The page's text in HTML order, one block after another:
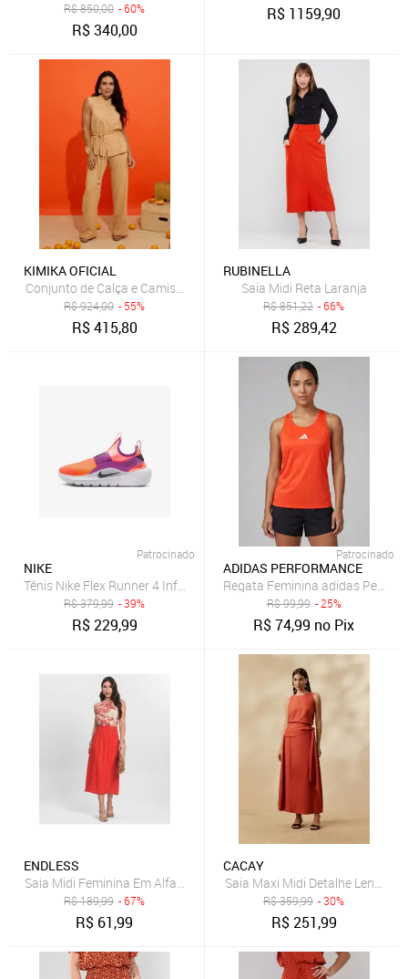
R$850,00 - 60%
R$340,00
R$ 1159,90
KIMIKA OFICIAL
Conjunto de Calça e Camisa sem Mangas Laranja
R$924,00 - 55%
R$415,80
RUBINELLA
Saia Midi Reta Laranja
R$851,22 - 66%
R$289,42
Patrocinado
NIKE
Tênis Nike Flex Runner 4 Infantil
R$379,99 - 39%
R$229,99
Patrocinado
ADIDAS PERFORMANCE
Regata Feminina adidas
R$99,99 - 25%
R$74,99 no Pix
ENDLESS
Saia Midi Feminina Em Alfaiataria Endless Laranja
R$189,99 - 67%
R$ 61,99
CACAY
Saia Maxi Midi Detalhe Lenço
R$359,99 - 30%
R$251,99